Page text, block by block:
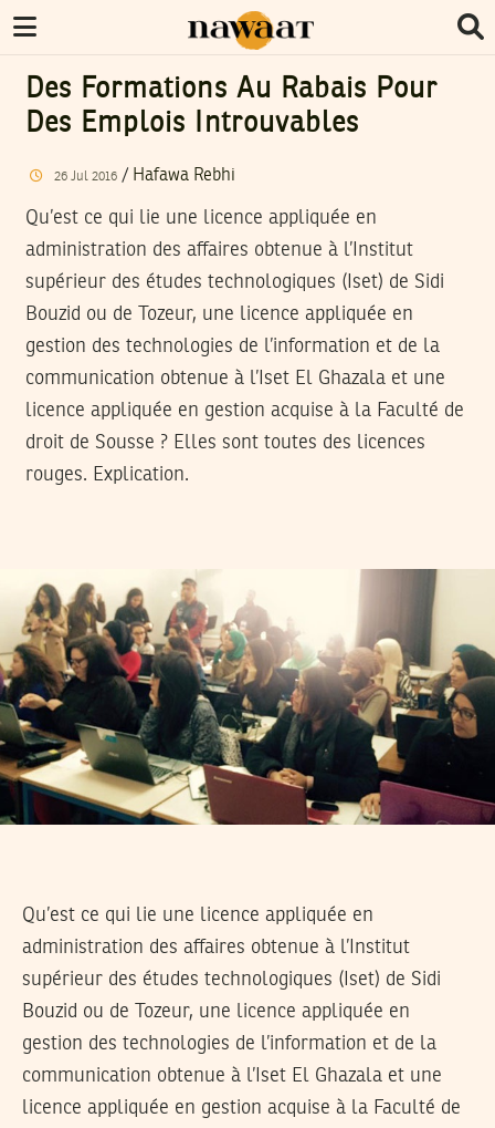
Des Formations Au Rabais Pour
Des Emplois Introuvables
26 Jul 2016/ Hafawa Rebhi
Qu’est ce qui lie une licence appliquée en
administration des affaires obtenue à l’Institut
supérieur des études technologiques (Iset) de Sidi
Bouzid ou de Tozeur, une licence appliquée en
gestion des technologies de l’information et de la
communication obtenue à l’Iset El Ghazala et une
licence appliquée en gestion acquise à la Faculté de
droit de Sousse ? Elles sont toutes des licences
rouges. Explication.
Qu’est ce qui lie une licence appliquée en
administration des affaires obtenue à l’Institut
supérieur des études technologiques (Iset) de Sidi
Bouzid ou de Tozeur, une licence appliquée en
gestion des technologies de l’information et de la
communication obtenue à l’Iset El Ghazala et une
licence appliquée en gestion acquise à la Faculté de